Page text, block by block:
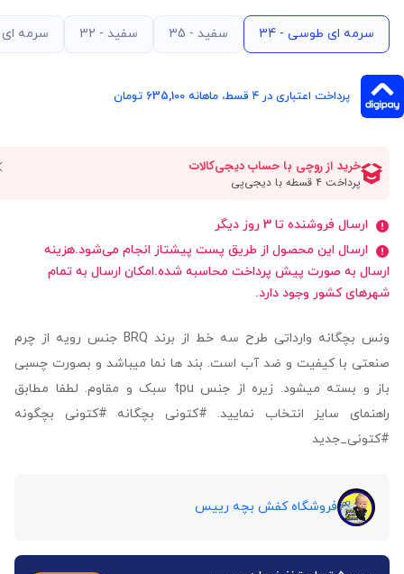
سرمه ای طوسی - 34 سفید - 35 سفید - 32 سرمه ای
پرداخت اعتباری در ۴ قسط، ماهانه 635,100 تومان
ارسال فروشنده تا 3 روز دیگر
ارسال این محصول از طریق پست پیشتاز انجام می‌شود.هزینه
ارسال به صورت پیش پرداخت محاسبه شده.امکان ارسال به تمام
شهرهای کشور وجود دارد.
ونس بچگانه وارداتی طرح سه خط از برند BRQ جنس رویه از چرم
صنعتی با کیفیت و ضد آب است. بند ها نما میباشد و بصورت چسبی
باز و بسته میشود. زیره از جنس tpu سبک و مقاوم. لطفا مطابق
راهنمای سایز انتخاب نمایید. #کتونی بچگانه #کتونی بچگونه
#کتونی_جدید
فروشگاه کفش بچه رییس